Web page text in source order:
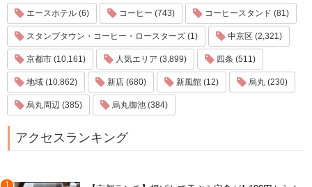
エースホテル (6) コーヒー (743) コーヒースタンド (81)
スタンプタウン・コーヒー・ロースターズ (1) 中京区 (2,321)
京都市 (10,161) 人気エリア (3,899) 四条 (511)
地域 (10,862) 新店 (680) 新風館 (12) 烏丸 (230)
烏丸周辺 (385) 烏丸御池 (384)
アクセスランキング